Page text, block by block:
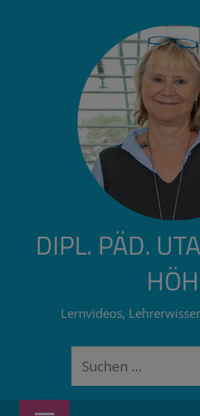
DIPL. PÄD.
Lernvideos,
Suchen